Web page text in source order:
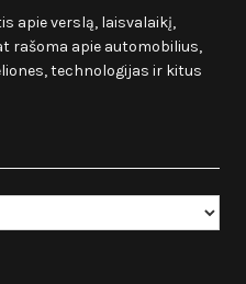
apie verslą, laisvalaikį,
rašoma apie automobilius,
technologijas ir kitus